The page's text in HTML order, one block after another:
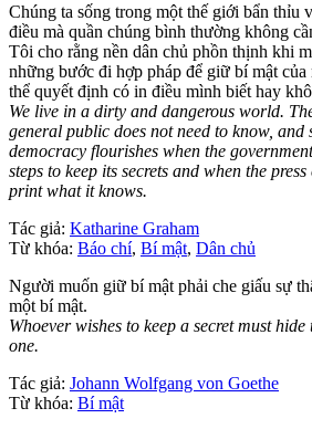
Chúng ta sống trong một thế giới bẩn thỉu
điều mà quần chúng bình thường không
Tôi cho rằng nền dân chủ phồn thịnh khi
những bước đi hợp pháp để giữ bí mật
thể quyết định có in điều mình biết hay
We live in a dirty and dangerous world.
general public does not need to know, and
democracy flourishes when the
steps to keep its secrets and when the
print what it knows.
Tác giả: Katharine Graham
Từ khóa: Báo chí, Bí mật, Dân chủ
Người muốn giữ bí mật phải che giấu sự
một bí mật.
Whoever wishes to keep a secret must hide
one.
Tác giả: Johann Wolfgang von Goethe
Từ khóa: Bí mật